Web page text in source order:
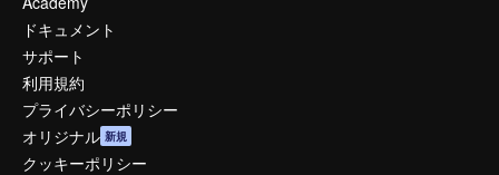
ドキュメント
サポート
利用規約
プライバシーポリシー
オリジナル 新規
クッキーポリシー